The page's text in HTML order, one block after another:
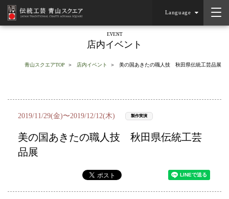
Language
EVENT
店内イベント
青山スクエアTOP 店内イベント 美の国あきたの職人技 秋田県伝統工芸品展
2019/11/29(金)〜2019/12/12(木) 製作実演
美の国あきたの職人技 秋田県伝統工芸
品展